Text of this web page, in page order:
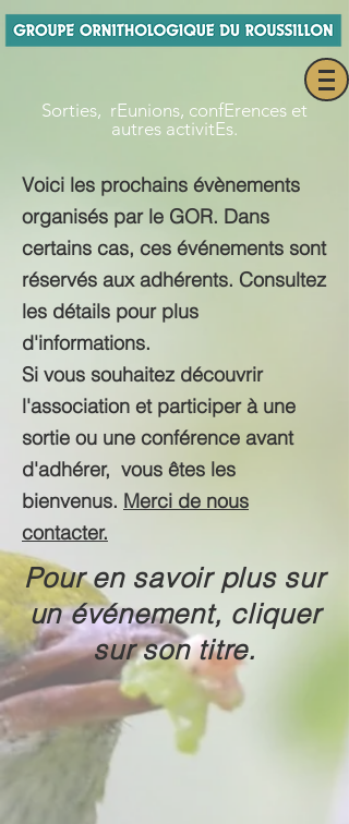
Sorties, rEunions, confErences et
autres activitEs.
Voici les prochains évènements
organisés par le GOR. Dans
certains cas, ces événements sont
réservés aux adhérents. Consultez
les détails pour plus
d'informations.
Si vous souhaitez découvrir
l'association et participer à une
sortie ou une conférence avant
d'adhérer, vous êtes les
bienvenus. Merci de nous
contacter.
Pour en savoir plus sur
un événement, cliquer
sur son titre.